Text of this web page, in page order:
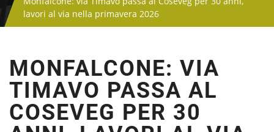
lavori al via nella primavera 2026
MONFALCONE: VIA
TIMAVO PASSA AL
COSEVEG PER 30